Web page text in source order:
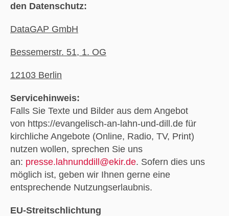
den Datenschutz:
DataGAP GmbH
Bessemerstr. 51, 1. OG
12103 Berlin
Servicehinweis:
Falls Sie Texte und Bilder aus dem Angebot
von https://evangelisch-an-lahn-und-dill.de für
kirchliche Angebote (Online, Radio, TV, Print)
nutzen wollen, sprechen Sie uns
an: presse.lahnunddill@ekir.de. Sofern dies uns
möglich ist, geben wir Ihnen gerne eine
entsprechende Nutzungserlaubnis.
EU-Streitschlichtung